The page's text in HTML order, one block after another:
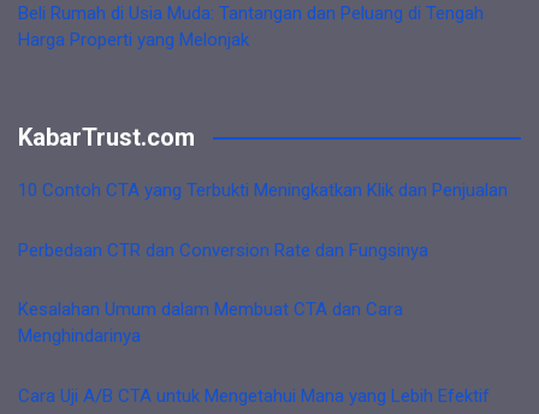
Beli Rumah di Usia Muda: Tantangan dan Peluang di Tengah
Harga Properti yang Melonjak
KabarTrust.com
10 Contoh CTA yang Terbukti Meningkatkan Klik dan Penjualan
Perbedaan CTR dan Conversion Rate dan Fungsinya
Kesalahan Umum dalam Membuat CTA dan Cara
Menghindarinya
Cara Uji A/B CTA untuk Mengetahui Mana yang Lebih Efektif